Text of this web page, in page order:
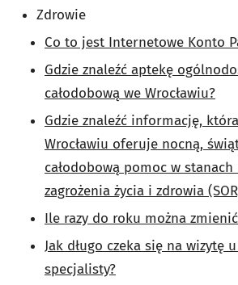
Zdrowie
Co to jest Internetowe Konto
Gdzie znaleźć aptekę
całodobową we Wrocławiu?
Gdzie znaleźć informację,
Wrocławiu oferuje nocną,
całodobową pomoc w stanach
zagrożenia życia i zdrowia
Ile razy do roku można
Jak długo czeka się na wizytę
specjalisty?